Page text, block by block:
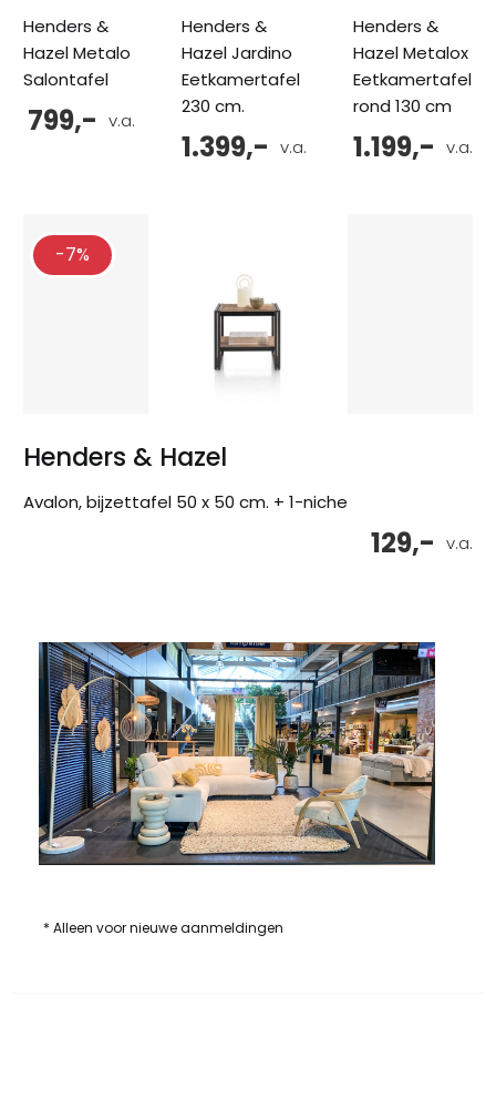
Henders &
Hazel Metalo
Salontafel
v.a.
799,-
Henders &
Hazel Jardino
Eetkamertafel
230 cm.
v.a.
1.399,-
Henders &
Hazel Metalox
Eetkamertafel
rond 130 cm
v.a.
1.199,-
-7%
Henders & Hazel
Avalon, bijzettafel 50 x 50 cm. + 1-niche
v.a.
129,-
* Alleen voor nieuwe aanmeldingen